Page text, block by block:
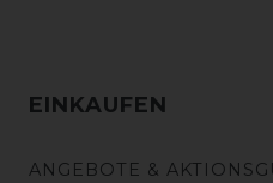
EINKAUFEN
ANGEBOTE &